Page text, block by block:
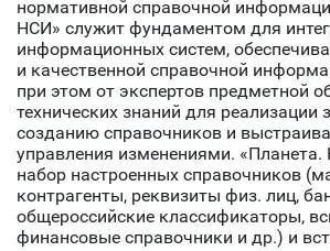
нормативной справочной
НСИ» служит фундаментом для
информационных систем,
и качественной справочной
при этом от экспертов предметной
технических знаний для реализации
созданию справочников и
управления изменениями.
набор настроенных справочников
контрагенты, реквизиты физ. лиц,
общероссийские классификаторы,
финансовые справочники и др.) и